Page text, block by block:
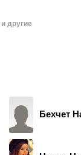
и другие
Бехчет